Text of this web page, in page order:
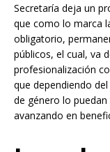
Secretaría deja un
que como lo marca
obligatorio,
públicos, el cual, va
profesionalización
que dependiendo
de género lo
avanzando en